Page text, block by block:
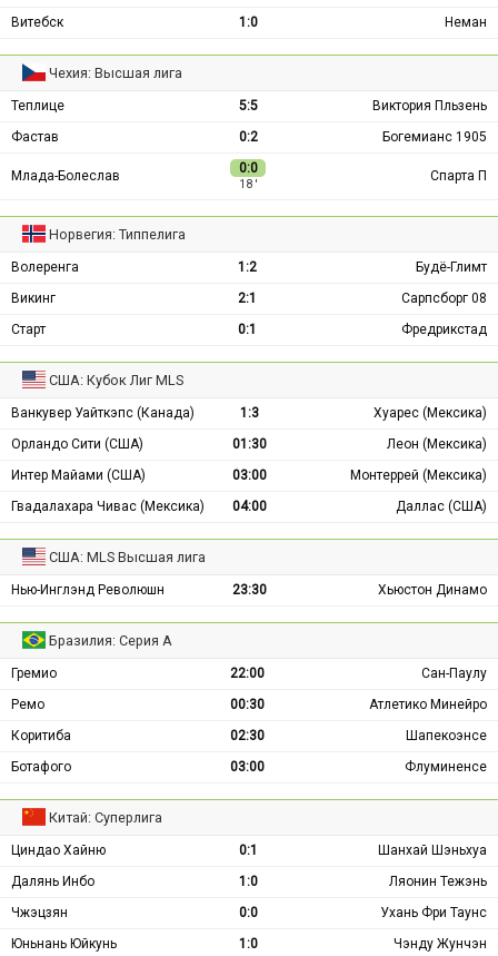
Витебск
1:0 Неман
Чехия: Высшая лига
Теплице 5:5
Виктория Пльзень
Фастав
0:2 Богемианс 1905
Млада-Болеслав 0:0
18 ′
Спарта П
Норвегия: Типпелига
Волеренга 1:2
Будё-Глимт
Викинг
2:1
Сарпсборг 08
Старт
0:1 Фредрикстад
США: Кубок Лиг MLS
Ванкувер Уайткэпс (Канада) 1:3
Хуарес (Мексика)
Орландо Сити (США)
01:30
Леон (Мексика)
Интер Майами (США)
03:00
Монтеррей (Мексика)
Гвадалахара Чивас (Мексика)
04:00 Даллас (США)
США: MLS Высшая лига
Нью-Инглэнд Революшн 23:30 Хьюстон Динамо
Бразилия: Серия А
Гремио 22:00
Сан-Паулу
Ремо
00:30
Атлетико Минейро
Коритиба
02:30
Шапекоэнсе
Ботафого
03:00 Флуминенсе
Китай: Суперлига
Циндао Хайню 0:1
Шанхай Шэньхуа
Далянь Инбо
1:0
Ляонин Тежэнь
Чжэцзян
0:0
Ухань Фри Таунс
Юньнань Юйкунь
1:0 Чэнду Жунчэн